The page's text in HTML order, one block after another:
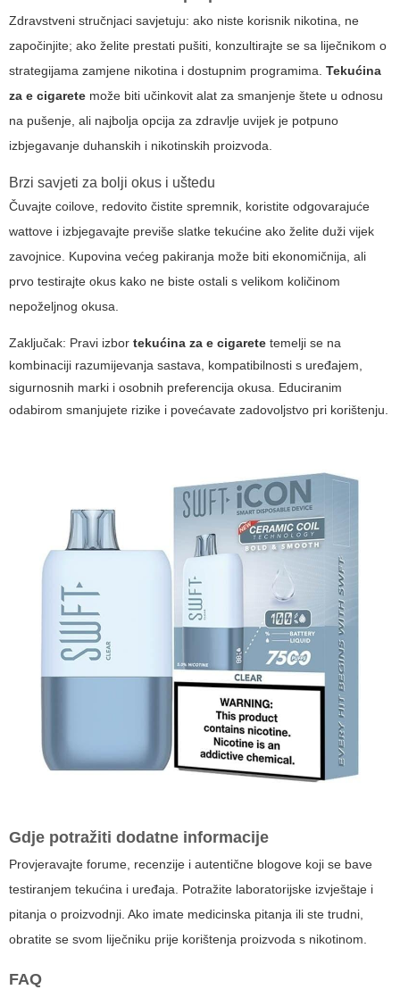
Zdravstveni stručnjaci savjetuju: ako niste korisnik nikotina, ne
započinjite; ako želite prestati pušiti, konzultirajte se sa liječnikom o
strategijama zamjene nikotina i dostupnim programima. Tekućina
za e cigarete može biti učinkovit alat za smanjenje štete u odnosu
na pušenje, ali najbolja opcija za zdravlje uvijek je potpuno
izbjegavanje duhanskih i nikotinskih proizvoda.
Brzi savjeti za bolji okus i uštedu
Čuvajte coilove, redovito čistite spremnik, koristite odgovarajuće
wattove i izbjegavajte previše slatke tekućine ako želite duži vijek
zavojnice. Kupovina većeg pakiranja može biti ekonomičnija, ali
prvo testirajte okus kako ne biste ostali s velikom količinom
nepoželjnog okusa.
Zaključak: Pravi izbor tekućina za e cigarete temelji se na
kombinaciji razumijevanja sastava, kompatibilnosti s uređajem,
sigurnosnih marki i osobnih preferencija okusa. Educiranim
odabirom smanjujete rizike i povećavate zadovoljstvo pri korištenju.
Gdje potražiti dodatne informacije
Provjeravajte forume, recenzije i autentične blogove koji se bave
testiranjem tekućina i uređaja. Potražite laboratorijske izvještaje i
pitanja o proizvodnji. Ako imate medicinska pitanja ili ste trudni,
obratite se svom liječniku prije korištenja proizvoda s nikotinom.
FAQ